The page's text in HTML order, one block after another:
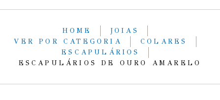
HOME
JOIAS
VER POR CATEGORIA
COLARES
ESCAPULÁRIOS
ESCAPULÁRIOS DE OURO AMARELO